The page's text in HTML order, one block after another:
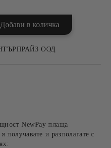
ООД
NewPay плаща
получавате и разполагате с